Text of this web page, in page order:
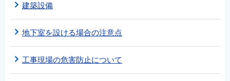
建築設備
地下室を設ける場合の注意点
工事現場の危害防止について